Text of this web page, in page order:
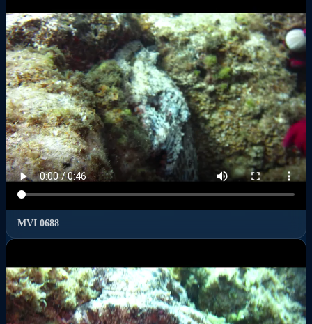
MVI 0688